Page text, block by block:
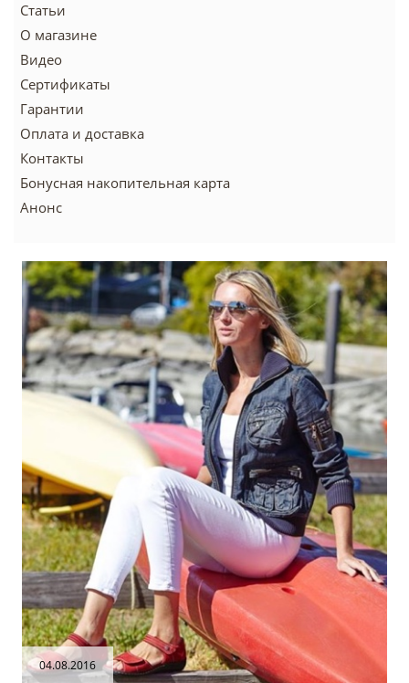
Статьи
О магазине
Видео
Сертификаты
Гарантии
Оплата и доставка
Контакты
Бонусная накопительная карта
Анонс
04.08.2016